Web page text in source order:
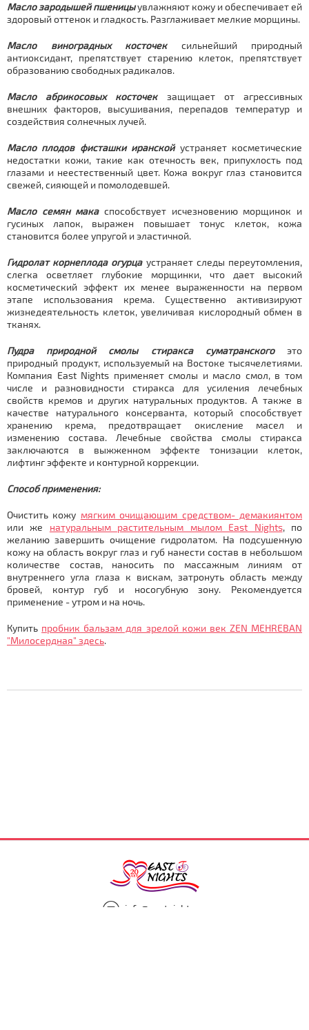
Масло зародышей пшеницыувлажняют кожу и обеспечивает ей
здоровый оттенок и гладкость. Разглаживает мелкие морщины.
Масло виноградных косточексильнейший природный
антиоксидант, препятствует старению клеток, препятствует
образованию свободных радикалов.
Масло абрикосовых косточекзащищает от агрессивных
внешних факторов, высушивания, перепадов температур и
создействия солнечных лучей.
Масло плодов фисташки иранскойустраняет косметические
недостатки кожи, такие как отечность век, припухлость под
глазами и неестественный цвет. Кожа вокруг глаз становится
свежей, сияющей и помолодевшей.
Масло семян макаспособствует исчезновению морщинок и
гусиных лапок, выражен повышает тонус клеток, кожа
становится более упругой и эластичной.
Гидролат корнеплода огурцаустраняет следы переутомления,
слегка осветляет глубокие морщинки, что дает высокий
косметический эффект их менее выраженности на первом
этапе использования крема. Существенно активизируют
жизнедеятельность клеток, увеличивая кислородный обмен в
тканях.
Пудра природной смолы стиракса суматранскогоэто
природный продукт, используемый на Востоке тысячелетиями.
Компания East Nights применяет смолы и масло смол, в том
числе и разновидности стиракса для усиления лечебных
свойств кремов и других натуральных продуктов. А также в
качестве натурального консерванта, который способствует
хранению крема, предотвращает окисление масел и
изменению состава. Лечебные свойства смолы стиракса
заключаются в выжженном эффекте тонизации клеток,
лифтинг эффекте и контурной коррекции.
Способ применения:
Очистить кожу мягким очищающим средством- демакиянтом
или же натуральным растительным мылом East Nights, по
желанию завершить очищение гидролатом. На подсушенную
кожу на область вокруг глаз и губ нанести состав в небольшом
количестве состав, наносить по массажным линиям от
внутреннего угла глаза к вискам, затронуть область между
бровей, контур губ и носогубную зону. Рекомендуется
применение - утром и на ночь.
Купить пробник бальзам для зрелой кожи век ZEN MEHREBAN
"Милосердная" здесь.
info@eastnights.ru